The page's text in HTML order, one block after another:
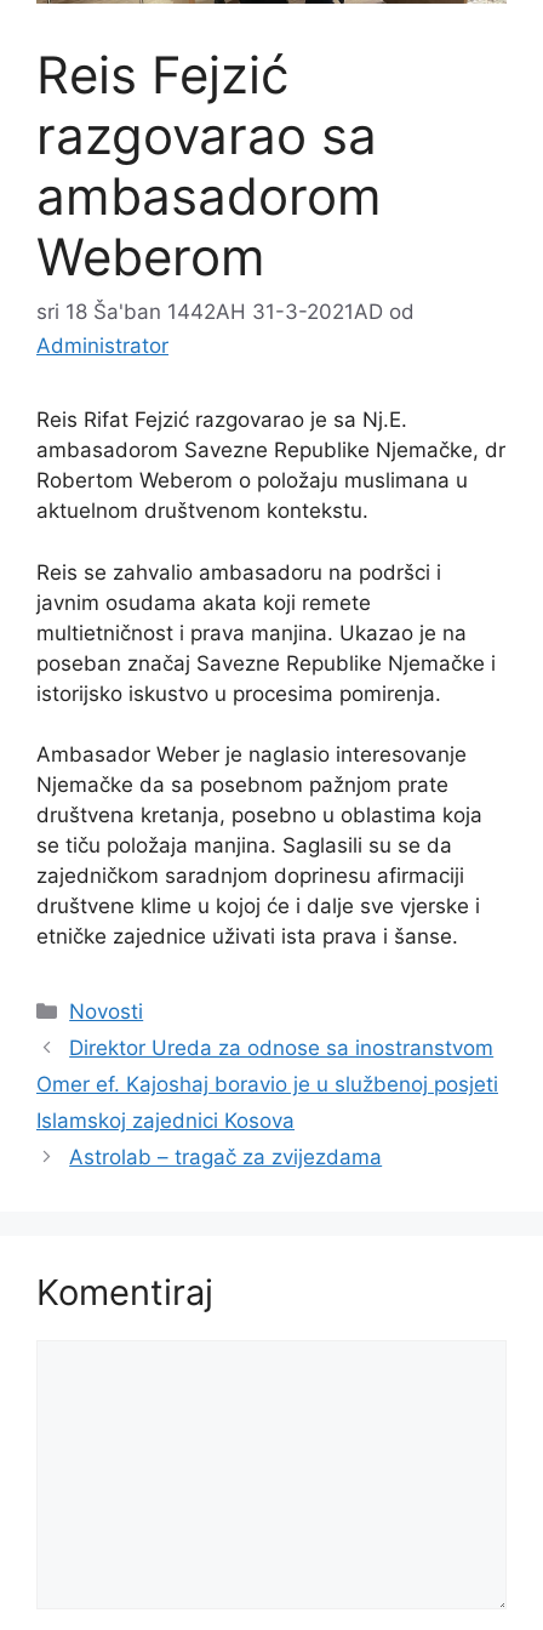
Reis Fejzić
razgovarao sa
ambasadorom
Weberom
sri 18 Ša'ban 1442AH 31-3-2021AD od
Administrator
Reis Rifat Fejzić razgovarao je sa Nj.E.
ambasadorom Savezne Republike Njemačke, dr
Robertom Weberom o položaju muslimana u
aktuelnom društvenom kontekstu.
Reis se zahvalio ambasadoru na podršci i
javnim osudama akata koji remete
multietničnost i prava manjina. Ukazao je na
poseban značaj Savezne Republike Njemačke i
istorijsko iskustvo u procesima pomirenja.
Ambasador Weber je naglasio interesovanje
Njemačke da sa posebnom pažnjom prate
društvena kretanja, posebno u oblastima koja
se tiču položaja manjina. Saglasili su se da
zajedničkom saradnjom doprinesu afirmaciji
društvene klime u kojoj će i dalje sve vjerske i
etničke zajednice uživati ista prava i šanse.
Kategorije
Novosti
Direktor Ureda za odnose sa inostranstvom
Omer ef. Kajoshaj boravio je u službenoj posjeti
Islamskoj zajednici Kosova
Astrolab – tragač za zvijezdama
Komentiraj